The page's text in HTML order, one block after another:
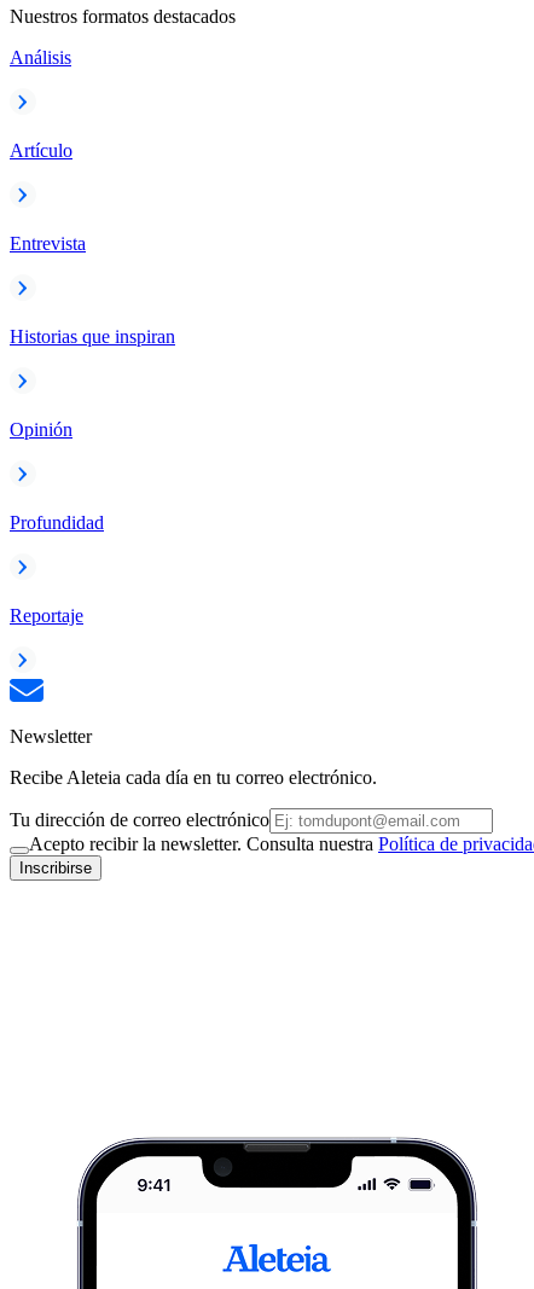
Nuestros formatos destacados
Análisis
Artículo
Entrevista
Historias que inspiran
Opinión
Profundidad
Reportaje
Newsletter
Recibe Aleteia cada día en tu correo electrónico.
Tu dirección de correo electrónico
Acepto recibir la newsletter. Consulta nuestra Política de
Inscribirse